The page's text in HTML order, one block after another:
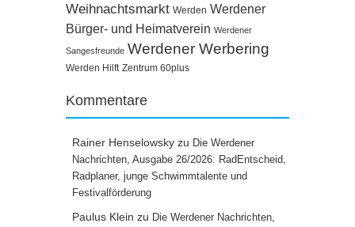
Weihnachtsmarkt Werden Werdener
Bürger- und Heimatverein Werdener
Sangesfreunde Werdener Werbering
Werden Hilft Zentrum 60plus
Kommentare
Rainer Henselowsky zu Die Werdener
Nachrichten, Ausgabe 26/2026: RadEntscheid,
Radplaner, junge Schwimmtalente und
Festivalförderung
Paulus Klein zu Die Werdener Nachrichten,